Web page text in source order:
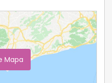
Mapa